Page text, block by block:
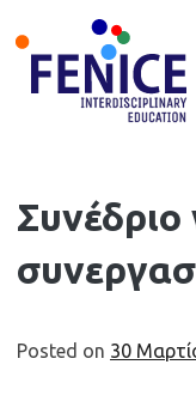
Skip
content
Συνέδριο
Posted on 30